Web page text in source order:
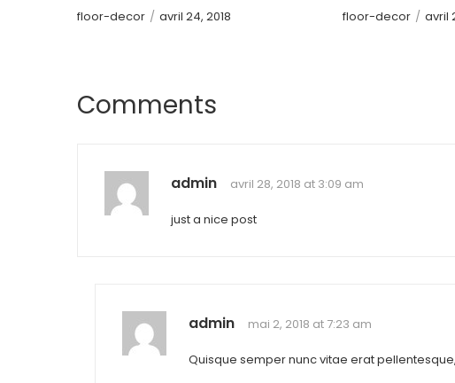
floor-decor / avril 24, 2018 floor-decor / avril
Comments
admin avril 28, 2018 at 3:09 am
just a nice post
admin mai 2, 2018 at 7:23 am
Quisque semper nunc vitae erat